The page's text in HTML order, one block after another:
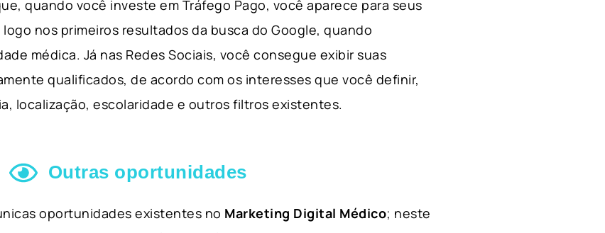
quando você investe em Tráfego Pago, você aparece para seus
nos primeiros resultados da busca do Google, quando
médica. Já nas Redes Sociais, você consegue exibir suas
qualificados, de acordo com os interesses que você definir,
localização, escolaridade e outros filtros existentes.
Outras oportunidades
oportunidades existentes no Marketing Digital Médico; neste